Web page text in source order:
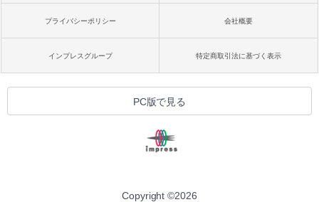
プライバシーポリシー 会社概要
インプレスグループ 特定商取引法に基づく表示
PC版で見る
Copyright ©2026